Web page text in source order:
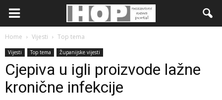
Home Vijesti Top tema
Vijesti Top tema Županijske vijesti
Cjepiva u igli proizvode lažne
kronične infekcije